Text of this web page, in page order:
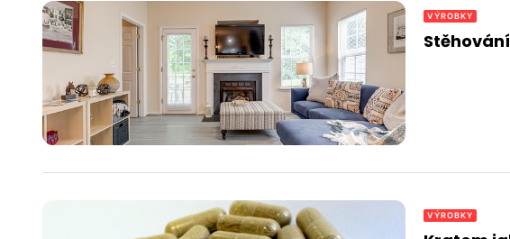
VÝROBKY
VÝROBKY